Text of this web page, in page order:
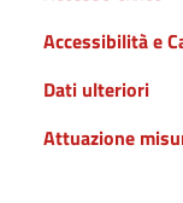
Accessibilità e
Dati ulteriori
Attuazione